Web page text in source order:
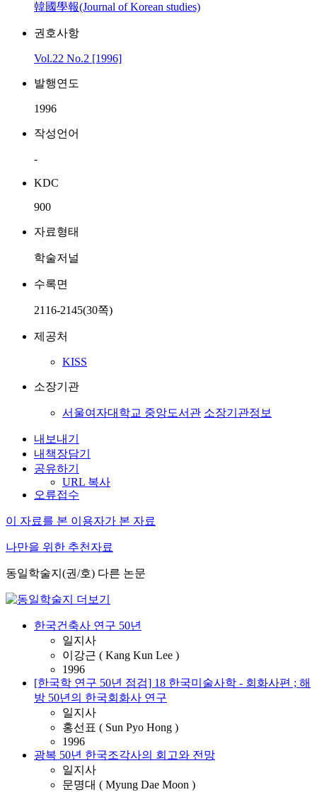
韓國學報(Journal of Korean studies)
권호사항
Vol.22 No.2 [1996]
발행연도
1996
작성언어
-
KDC
900
자료형태
학술저널
수록면
2116-2145(30쪽)
제공처
KISS
소장기관
서울여자대학교 중앙도서관 소장기관정보
내보내기
내책장담기
공유하기
URL 복사
오류접수
이 자료를 본 이용자가 본 자료
나만을 위한 추천자료
동일학술지(권/호) 다른 논문
한국건축사 연구 50년
일지사
이강근 ( Kang Kun Lee )
1996
[한국학 연구 50년 점검] 18 한국미술사학 - 회화사편 ; 해
방 50년의 한국회화사 연구
일지사
홍선표 ( Sun Pyo Hong )
1996
광복 50년 한국조각사의 회고와 전망
일지사
문명대 ( Myung Dae Moon )